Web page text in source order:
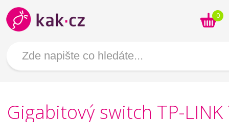
0
Gigabitový switch TP-LINK